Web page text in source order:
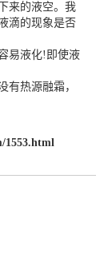
来的液空。我
滴的现象是否
易液化!即使液
有热源融霜，
1553.html